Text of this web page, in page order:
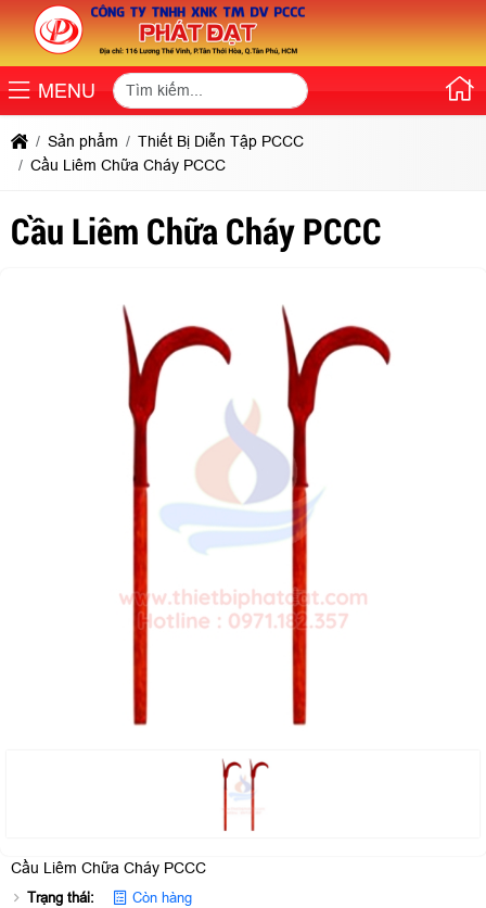
MENU
Sản phẩm
Thiết Bị Diễn Tập PCCC
Cầu Liêm Chữa Cháy PCCC
Cầu Liêm Chữa Cháy PCCC
Cầu Liêm Chữa Cháy PCCC
Trạng thái: Còn hàng